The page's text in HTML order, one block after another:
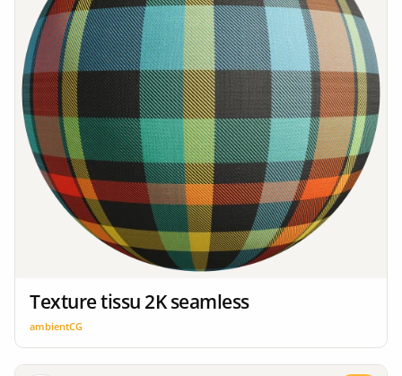
Texture tissu 2K seamless
ambientCG